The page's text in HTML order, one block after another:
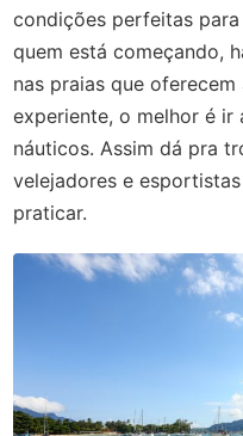
condições perfeitas
quem está começando,
nas praias que oferecem
experiente, o melhor é ir
náuticos. Assim dá pra
velejadores e
praticar.